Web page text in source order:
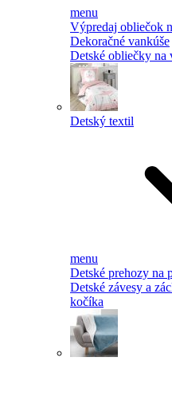
menu
Výpredaj obliečok
Dekoračné vankúše
Detské obliečky na
Detský textil
menu
Detské prehozy na
Detské závesy a
kočíka